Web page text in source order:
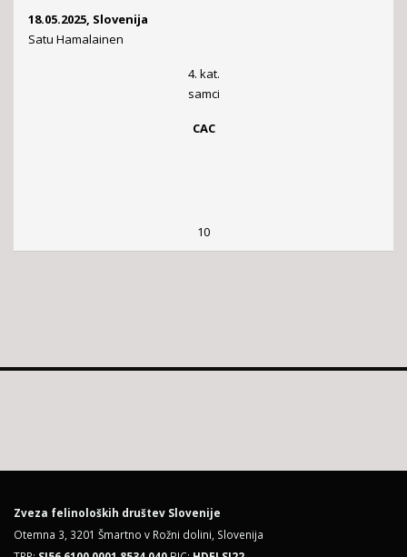
18.05.2025, Slovenija
Satu Hamalainen
4. kat.
samci
CAC
10
Zveza felinoloških društev Slovenije
Otemna 3, 3201 Šmartno v Rožni dolini, Slovenija